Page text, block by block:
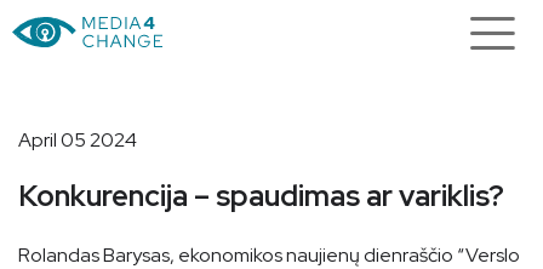
April 05 2024
Konkurencija – spaudimas ar variklis?
Rolandas Barysas, ekonomikos naujienų dienraščio “Verslo